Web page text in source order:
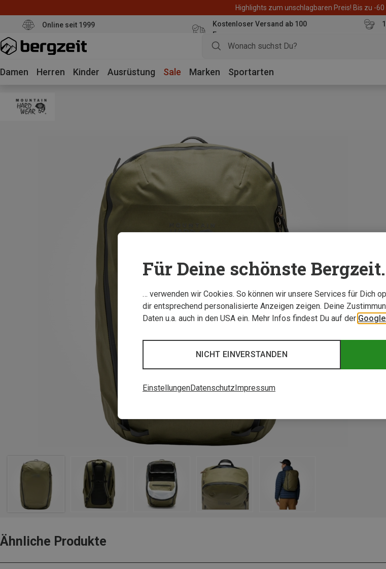
Highlights zum unschlagbaren Preis! Bis zu -
Online seit 1999
Kostenloser Versand ab 100
Euro
Damen Herren Kinder Ausrüstung Sale Marken Sportarten
Ähnliche Produkte
Für Deine schönste
… verwenden wir Cookies. So können wir unsere Services für Dich
dir entsprechend personalisierte Anzeigen zeigen. Deine
Daten u.a. auch in den USA ein. Mehr Infos findest Du auf der
NICHT EINVERSTANDEN
EinstellungenDatenschutz Impressum